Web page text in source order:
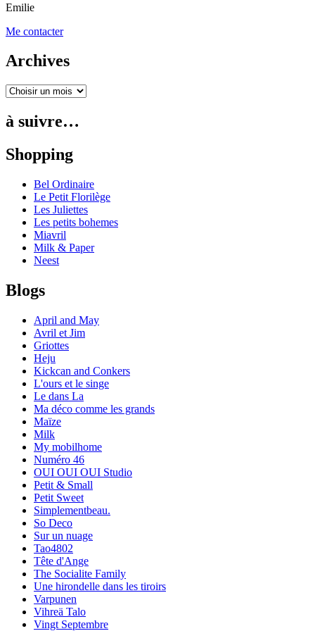
Emilie
Me contacter
Archives
à suivre…
Shopping
Bel Ordinaire
Le Petit Florilège
Les Juliettes
Les petits bohemes
Miavril
Milk & Paper
Neest
Blogs
April and May
Avril et Jim
Griottes
Heju
Kickcan and Conkers
L'ours et le singe
Le dans La
Ma déco comme les grands
Maïze
Milk
My mobilhome
Numéro 46
OUI OUI OUI Studio
Petit & Small
Petit Sweet
Simplementbeau.
So Deco
Sur un nuage
Tao4802
Tête d'Ange
The Socialite Family
Une hirondelle dans les tiroirs
Varpunen
Vihreä Talo
Vingt Septembre